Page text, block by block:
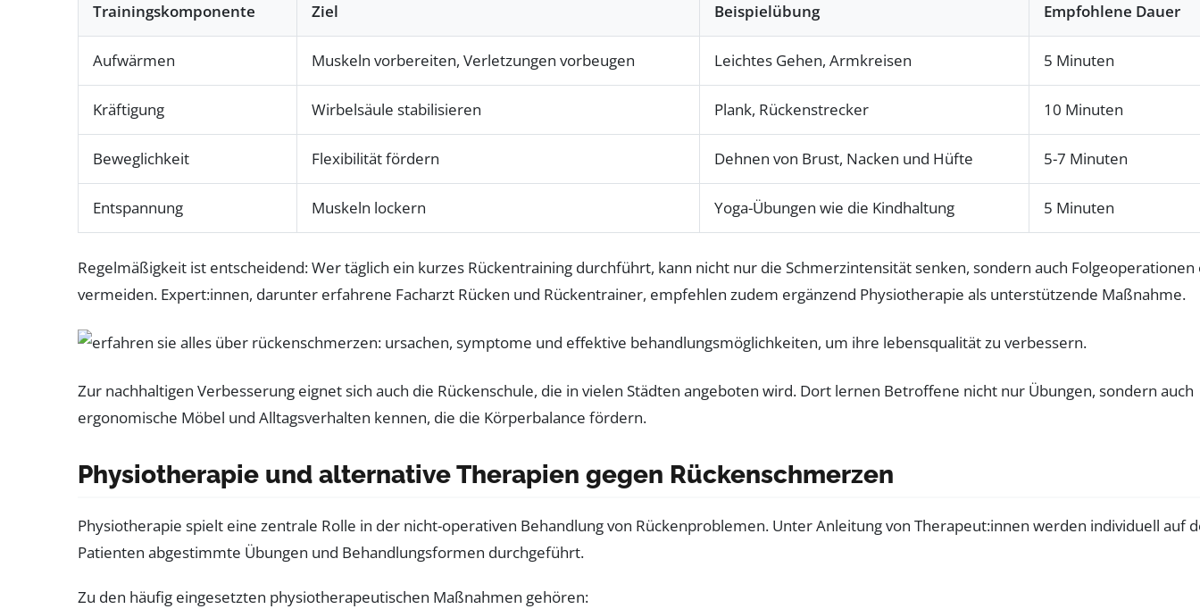
Trainingskomponente Ziel Beispielübung Empfohlene Dauer
Aufwärmen Muskeln vorbereiten, Verletzungen vorbeugen Leichtes Gehen, Armkreisen 5 Minuten
Kräftigung Wirbelsäule stabilisieren Plank, Rückenstrecker 10 Minuten
Beweglichkeit Flexibilität fördern Dehnen von Brust, Nacken und Hüfte 5-7 Minuten
Entspannung Muskeln lockern Yoga-Übungen wie die Kindhaltung 5 Minuten
Regelmäßigkeit ist entscheidend: Wer täglich ein kurzes Rückentraining durchführt, kann nicht nur die Schmerzintensität senken, sondern auch Folgeoperationen
vermeiden. Expert:innen, darunter erfahrene Facharzt Rücken und Rückentrainer, empfehlen zudem ergänzend Physiotherapie als unterstützende Maßnahme.
Zur nachhaltigen Verbesserung eignet sich auch die Rückenschule, die in vielen Städten angeboten wird. Dort lernen Betroffene nicht nur Übungen, sondern auch
ergonomische Möbel und Alltagsverhalten kennen, die die Körperbalance fördern.
Physiotherapie und alternative Therapien gegen Rückenschmerzen
Physiotherapie spielt eine zentrale Rolle in der nicht-operativen Behandlung von Rückenproblemen. Unter Anleitung von Therapeut:innen werden individuell auf
Patienten abgestimmte Übungen und Behandlungsformen durchgeführt.
Zu den häufig eingesetzten physiotherapeutischen Maßnahmen gehören: